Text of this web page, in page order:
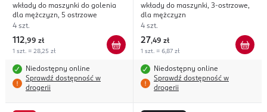
wkłady do maszynki do golenia
dla mężczyzn, 5 ostrzowe
4 szt.
112,99 zł
1 szt. = 28,25 zł
Niedostępny online
Sprawdź dostępność w
drogerii
wkłady do maszynki, 3-ostrzowe,
dla mężczyzn
4 szt.
27,49 zł
1 szt. = 6,87 zł
Niedostępny online
Sprawdź dostępność w
drogerii